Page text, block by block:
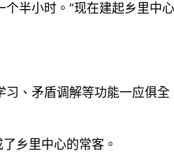
半小时。“现在建起乡里中
、矛盾调解等功能一应俱
乡里中心的常客。